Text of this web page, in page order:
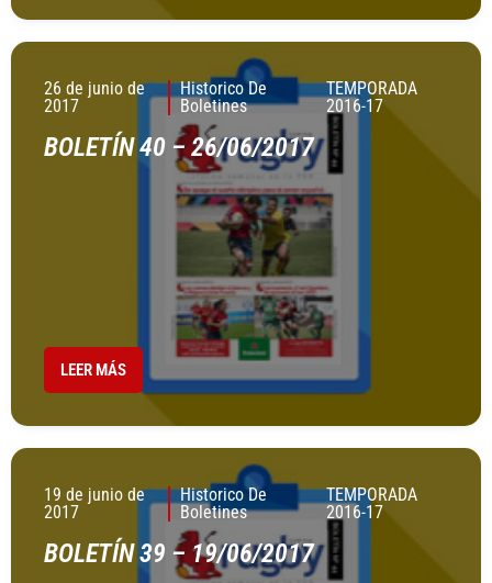
26 de junio de
2017
Historico De
Boletines
TEMPORADA
2016-17
BOLETÍN 40 – 26/06/2017
LEER MÁS
19 de junio de
2017
Historico De
Boletines
TEMPORADA
2016-17
BOLETÍN 39 – 19/06/2017